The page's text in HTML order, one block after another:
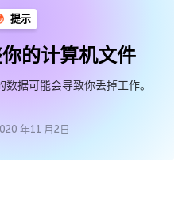
提示
的计算机文件
据可能会导致你丢掉工作。
年11 月2日